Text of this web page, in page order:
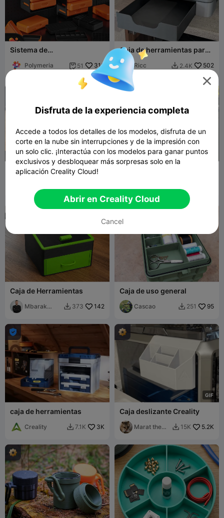
Sistema de
Polymeria
Polymeria  51 316
Caja de herramientas para
Creality Hi
Ricc  2.4K 502
Cajón para debajo de la
Creality K2 Pro
Caja de Herramientas
Mbarak
 373 142
Caja de uso general
Cascao  251 95

caja de herramientas
Creality  7.1K 3K
GIF
Caja deslizante Creality
Marat the
 15K 5.2K

Disfruta de la experiencia completa
Accede a todos los detalles de los modelos, disfruta de un
corte en la nube sin interrupciones y de la impresión con
un solo clic. ¡Interactúa con los modelos para ganar puntos
exclusivos y desbloquear más sorpresas solo en la
aplicación Creality Cloud!
Abrir en Creality Cloud
Cancel